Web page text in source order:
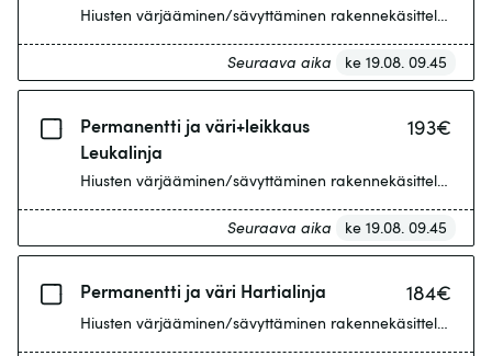
Hiusten värjääminen/sävyttäminen rakennekäsittelyn
Seuraava aika ke 19.08. 09.45
Permanentti ja väri+leikkaus
Leukalinja
193€
Hiusten värjääminen/sävyttäminen rakennekäsittelyn
Seuraava aika ke 19.08. 09.45
Permanentti ja väri Hartialinja 184€
Hiusten värjääminen/sävyttäminen rakennekäsittelyn